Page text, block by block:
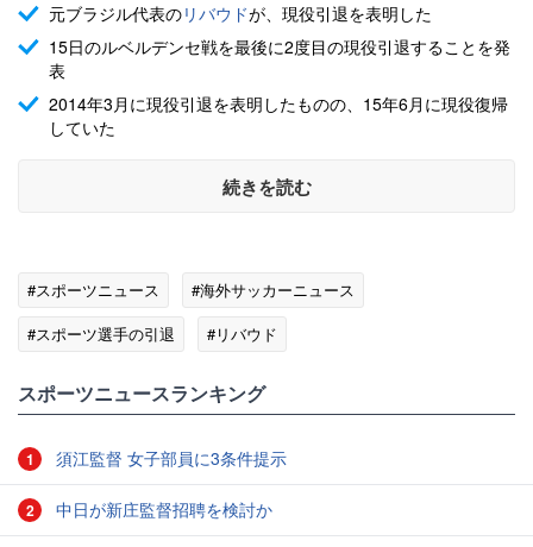
元ブラジル代表のリバウドが、現役引退を表明した
15日のルベルデンセ戦を最後に2度目の現役引退することを発
表
2014年3月に現役引退を表明したものの、15年6月に現役復帰
していた
続きを読む
#スポーツニュース
#海外サッカーニュース
#スポーツ選手の引退
#リバウド
スポーツニュースランキング
1 須江監督 女子部員に3条件提示
2 中日が新庄監督招聘を検討か